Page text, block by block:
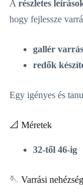
A részletes
hogy fejlessze
gallér
redők
Egy igényes és
📐 Méretek
32-től 46-ig
🪡 Varrási